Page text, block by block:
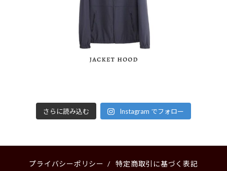
さらに読み込む Instagram でフォロー
プライバシーポリシー / 特定商取引に基づく表記